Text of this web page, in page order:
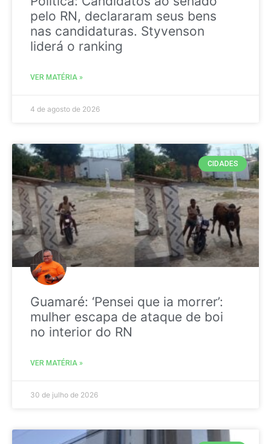
pelo RN, declararam seus bens
nas candidaturas. Styvenson
liderá o ranking
VER MATÉRIA »
4 de agosto de 2026
CIDADES
Guamaré: ‘Pensei que ia morrer’:
mulher escapa de ataque de boi
no interior do RN
VER MATÉRIA »
30 de julho de 2026